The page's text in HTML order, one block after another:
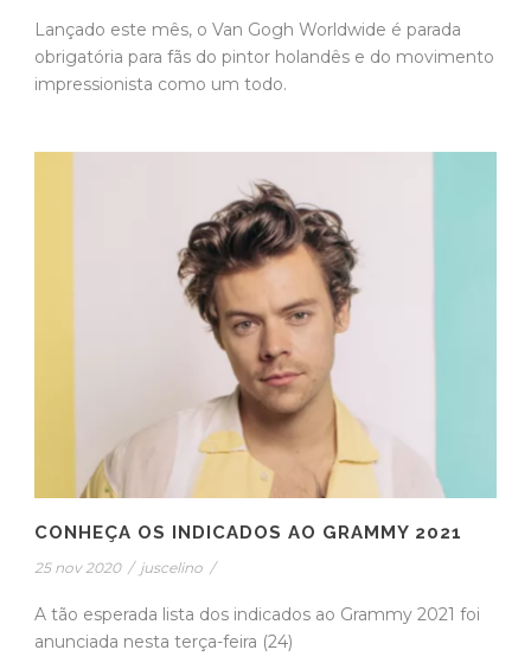
Lançado este mês, o Van Gogh Worldwide é parada
obrigatória para fãs do pintor holandês e do movimento
impressionista como um todo.
CONHEÇA OS INDICADOS AO GRAMMY 2021
25 nov 2020 / juscelino /
A tão esperada lista dos indicados ao Grammy 2021 foi
anunciada nesta terça-feira (24)